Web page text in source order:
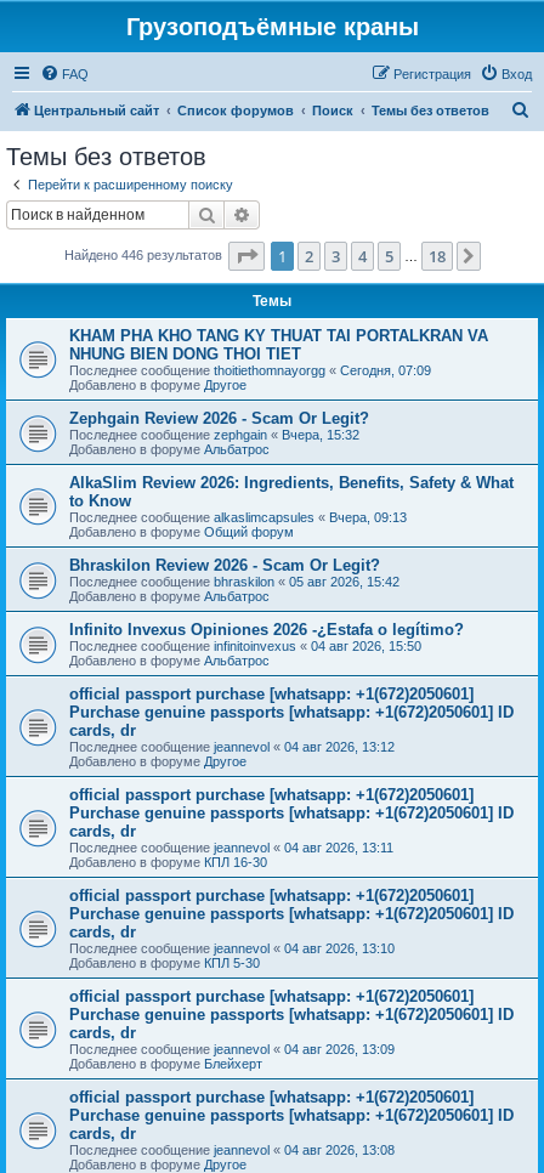
Грузоподъёмные краны
FAQ Вход
Регистрация
Центральный сайт Список форумов Поиск Темы без ответов
Темы без ответов
Перейти к расширенному поиску
Поиск
Найдено 446 результатов Страница из 18
1 2 3 4 5 18
Темы
KHAM PHA KHO TANG KY THUAT TAI PORTALKRAN VA
NHUNG BIEN DONG THOI TIET
Последнее сообщение thoitiethomnayorgg « Сегодня, 07:09
Добавлено в форуме Другое
Zephgain Review 2026 - Scam Or Legit?
Последнее сообщение zephgain « Вчера, 15:32
Добавлено в форуме Альбатрос
AlkaSlim Review 2026: Ingredients, Benefits, Safety & What
to Know
Последнее сообщение alkaslimcapsules « Вчера, 09:13
Добавлено в форуме Общий форум
Bhraskilon Review 2026 - Scam Or Legit?
Последнее сообщение bhraskilon « 05 авг 2026, 15:42
Добавлено в форуме Альбатрос
Infinito Invexus Opiniones 2026 -¿Estafa o legítimo?
Последнее сообщение infinitoinvexus « 04 авг 2026, 15:50
Добавлено в форуме Альбатрос
official passport purchase [whatsapp: +1(672)2050601]
Purchase genuine passports [whatsapp: +1(672)2050601] ID
cards, dr
Последнее сообщение jeannevol « 04 авг 2026, 13:12
Добавлено в форуме Другое
official passport purchase [whatsapp: +1(672)2050601]
Purchase genuine passports [whatsapp: +1(672)2050601] ID
cards, dr
Последнее сообщение jeannevol « 04 авг 2026, 13:11
Добавлено в форуме КПЛ 16-30
official passport purchase [whatsapp: +1(672)2050601]
Purchase genuine passports [whatsapp: +1(672)2050601] ID
cards, dr
Последнее сообщение jeannevol « 04 авг 2026, 13:10
Добавлено в форуме КПЛ 5-30
official passport purchase [whatsapp: +1(672)2050601]
Purchase genuine passports [whatsapp: +1(672)2050601] ID
cards, dr
Последнее сообщение jeannevol « 04 авг 2026, 13:09
Добавлено в форуме Блейхерт
official passport purchase [whatsapp: +1(672)2050601]
Purchase genuine passports [whatsapp: +1(672)2050601] ID
cards, dr
Последнее сообщение jeannevol « 04 авг 2026, 13:08
Добавлено в форуме Другое